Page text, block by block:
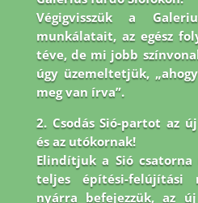
Végigvisszük a
munkálatait, az egész
téve, de mi jobb
úgy üzemeltetjük,
meg van írva”.
2. Csodás Sió-partot az
és az utókornak!
Elindítjuk a Sió
teljes építési-
nyárra befejezzük, az